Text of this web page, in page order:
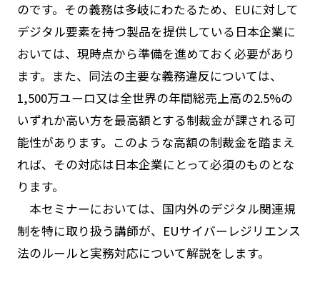
のです。その義務は多岐にわたるため、EUに対して
デジタル要素を持つ製品を提供している日本企業に
おいては、現時点から準備を進めておく必要があり
ます。また、同法の主要な義務違反については、
1,500万ユーロ又は全世界の年間総売上高の2.5%の
いずれか高い方を最高額とする制裁金が課される可
能性があります。このような高額の制裁金を踏まえ
れば、その対応は日本企業にとって必須のものとな
ります。
本セミナーにおいては、国内外のデジタル関連規
制を特に取り扱う講師が、EUサイバーレジリエンス
法のルールと実務対応について解説をします。